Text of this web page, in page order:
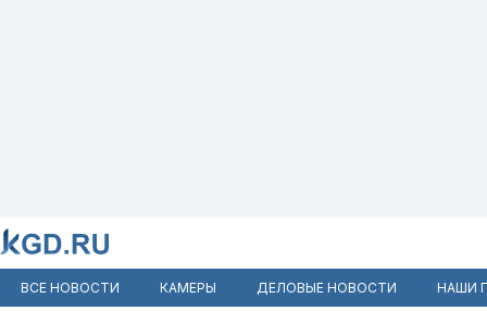
ВСЕ НОВОСТИ КАМЕРЫ ДЕЛОВЫЕ НОВОСТИ НАШИ